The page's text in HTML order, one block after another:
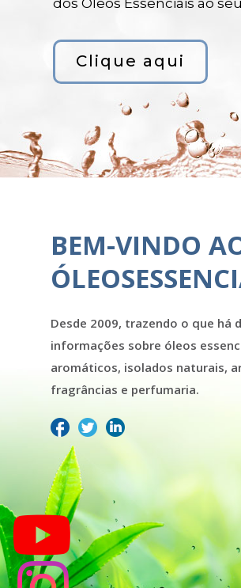
dos Óleos Essenciais ao
Clique aqui
BEM-VINDO
Desde 2009, trazendo o que há
informações sobre óleos
aromáticos, isolados naturais,
fragrâncias e perfumaria.